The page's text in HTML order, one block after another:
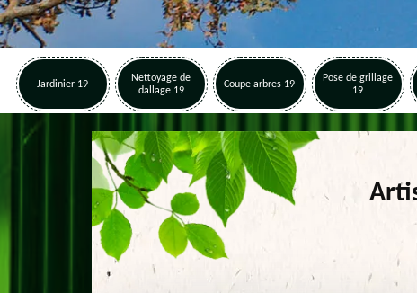
Jardinier 19
Nettoyage de
dallage 19
Coupe arbres 19
Pose de grillage
19